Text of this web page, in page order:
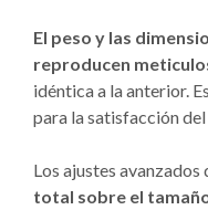
El peso y las
reproducen
idéntica a la anterior.
para la satisfacción
Los ajustes
total sobre el